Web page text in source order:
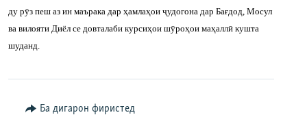
ПАЙГИРӢ КУНЕД
Ҳамаи сомонаҳои RFE/RL
ду рӯз пеш аз ин маърака дар ҳамлаҳои ҷудогона дар Бағдод, Мосул
ва вилояти Диёл се довталаби курсиҳои шӯроҳои маҳаллӣ кушта
шуданд.
Ба дигарон фиристед